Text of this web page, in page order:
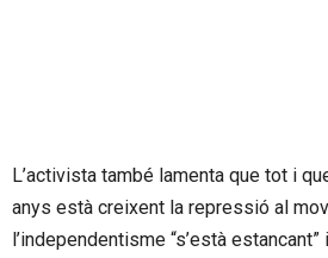
L’activista també lamenta que tot i
anys està creixent la repressió al
l’independentisme “s’està